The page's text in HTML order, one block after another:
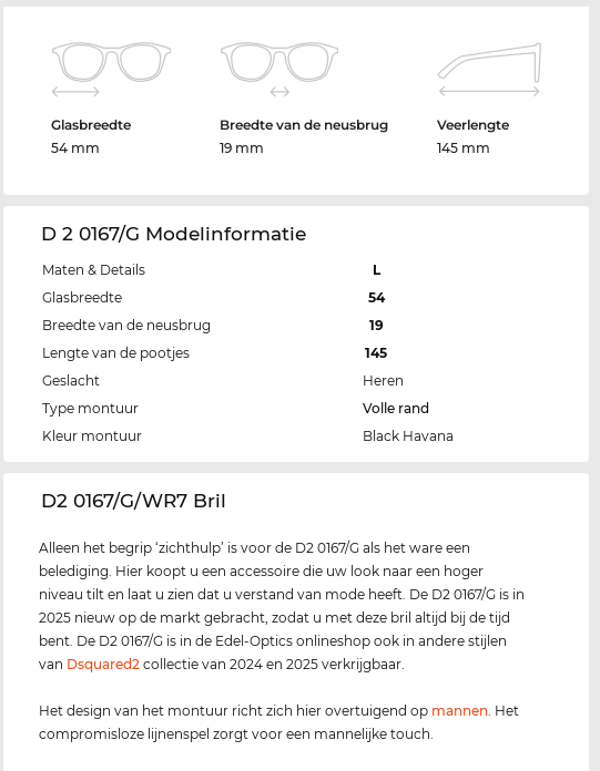
Glasbreedte
54 mm
Breedte van de neusbrug
19 mm
Veerlengte
145 mm
D 2 0167/G Modelinformatie
Maten & Details
L
Glasbreedte
54
Breedte van de neusbrug
19
Lengte van de pootjes
145
Geslacht
Heren
Type montuur
Volle rand
Kleur montuur
Black Havana
‌D2 0167/G/WR7 Bril
Alleen het begrip ‘zichthulp’ is voor de D2 0167/G als het ware een
belediging. Hier koopt u een accessoire die uw look naar een hoger
niveau tilt en laat u zien dat u verstand van mode heeft. De D2 0167/G is in
2025 nieuw op de markt gebracht, zodat u met deze bril altijd bij de tijd
bent. De D2 0167/G is in de Edel-Optics onlineshop ook in andere stijlen
van Dsquared2 collectie van 2024 en 2025 verkrijgbaar.
Het design van het montuur richt zich hier overtuigend op mannen. Het
compromisloze lijnenspel zorgt voor een mannelijke touch.